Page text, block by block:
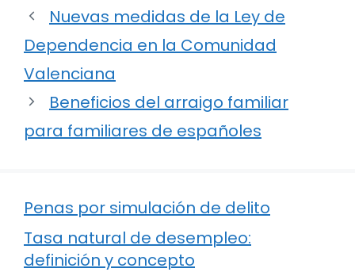
Nuevas medidas de la Ley de
Dependencia en la Comunidad
Valenciana
Beneficios del arraigo familiar
para familiares de españoles
Penas por simulación de delito
Tasa natural de desempleo:
definición y concepto